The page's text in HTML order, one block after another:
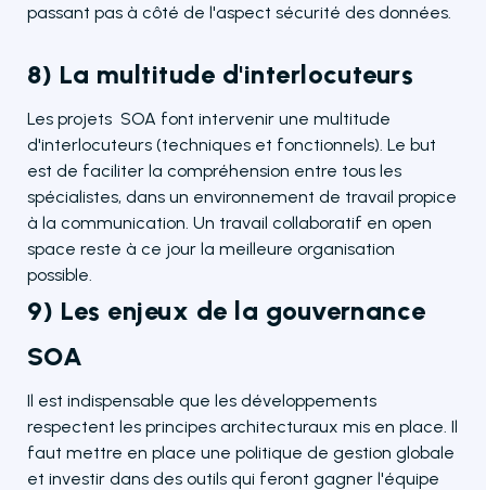
passant pas à côté de l'aspect sécurité des données.
8) La multitude d'interlocuteurs
Les projets SOA font intervenir une multitude
d'interlocuteurs (techniques et fonctionnels). Le but
est de faciliter la compréhension entre tous les
spécialistes, dans un environnement de travail propice
à la communication. Un travail collaboratif en open
space reste à ce jour la meilleure organisation
possible.
9) Les enjeux de la gouvernance
SOA
Il est indispensable que les développements
respectent les principes architecturaux mis en place. Il
faut mettre en place une politique de gestion globale
et investir dans des outils qui feront gagner l'équipe